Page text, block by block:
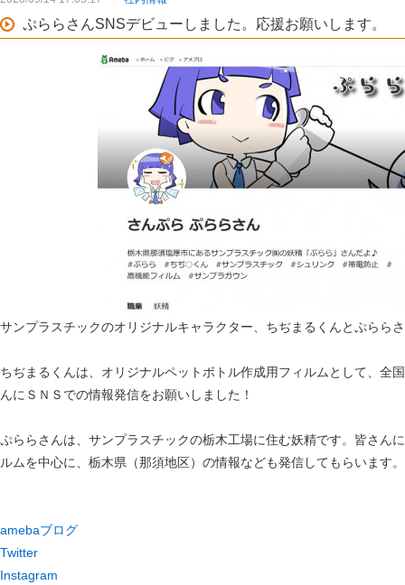
ぷららさんSNSデビューしました。応援お願いします。
サンプラスチックのオリジナルキャラクター、ちぢまるくんとぷらら
ちぢまるくんは、オリジナルペットボトル作成用フィルムとして、全
んにＳＮＳでの情報発信をお願いしました！
ぷららさんは、サンプラスチックの栃木工場に住む妖精です。皆さん
ルムを中心に、栃木県（那須地区）の情報なども発信してもらいます。
amebaブログ
Twitter
Instagram